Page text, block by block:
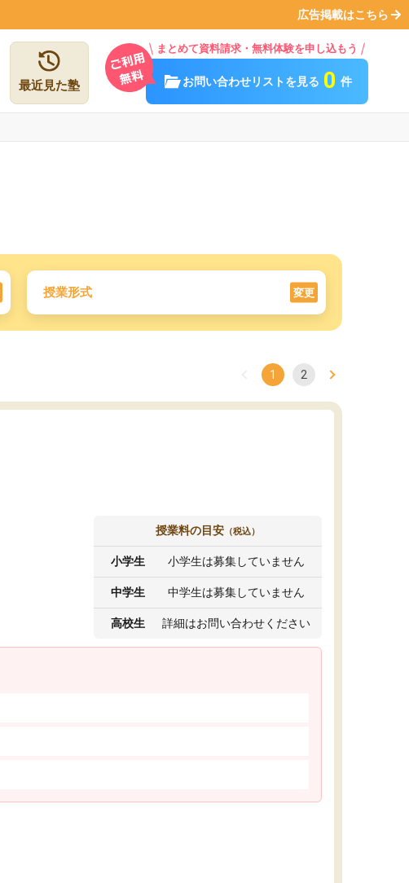
広告掲載はこちら
最近見た塾
まとめて資料請求・無料体験を申し込もう
お問い合わせリストを見る 0 件
授業形式 変更
1 2
授業料の目安 （税込）
小学生 小学生は募集していません
中学生 中学生は募集していません
高校生 詳細はお問い合わせください